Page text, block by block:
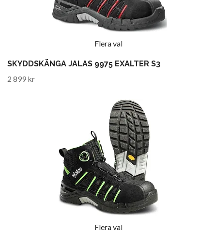
Flera val
SKYDDSKÄNGA JALAS 9975 EXALTER S3
2 899 kr
Flera val